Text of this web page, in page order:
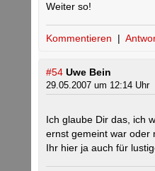
Weiter so!
Kommentieren |
#54 Uwe Bein
29.05.2007 um 12:14 Uhr
Ich glaube Dir das, ich
ernst gemeint war oder
Ihr hier ja auch für